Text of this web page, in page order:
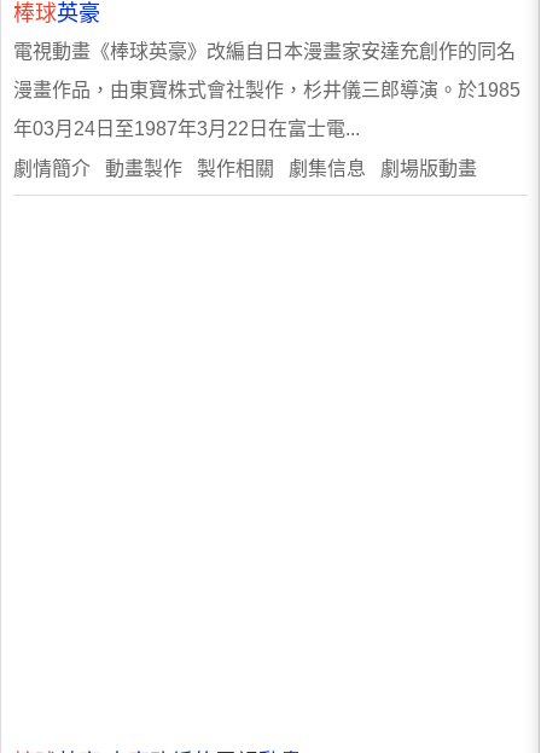
棒球英豪
電視動畫《棒球英豪》改編自日本漫畫家安達充創作的同名
漫畫作品，由東寶株式會社製作，杉井儀三郎導演。於1985
年03月24日至1987年3月22日在富士電...
劇情簡介 動畫製作 製作相關 劇集信息 劇場版動畫